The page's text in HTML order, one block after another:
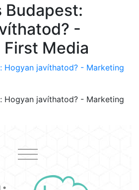
Budapest:
-
Media
Hogyan javíthatod? - Marketing
Hogyan javíthatod? - Marketing